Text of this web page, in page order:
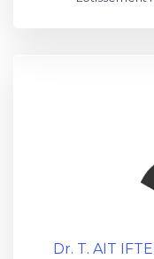
Dr. T. AIT